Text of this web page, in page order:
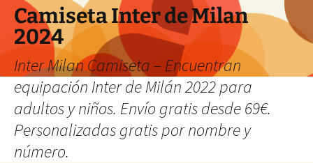
Camiseta Inter de Milan
2024
Inter Milan Camiseta – Encuentran
equipación Inter de Milán 2022 para
adultos y niños. Envío gratis desde 69€.
Personalizadas gratis por nombre y
número.